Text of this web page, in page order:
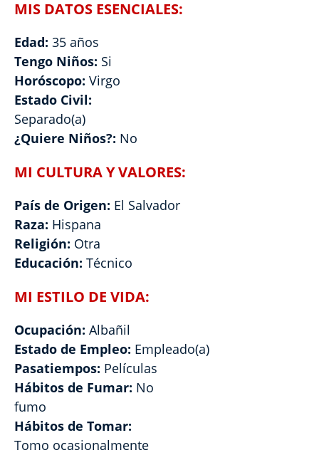
MIS DATOS ESENCIALES:
Edad: 35 años
Tengo Niños: Si
Horóscopo: Virgo
Estado Civil:
Separado(a)
¿Quiere Niños?: No
MI CULTURA Y VALORES:
País de Origen: El Salvador
Raza: Hispana
Religión: Otra
Educación: Técnico
MI ESTILO DE VIDA:
Ocupación: Albañil
Estado de Empleo: Empleado(a)
Pasatiempos: Películas
Hábitos de Fumar: No
fumo
Hábitos de Tomar:
Tomo ocasionalmente